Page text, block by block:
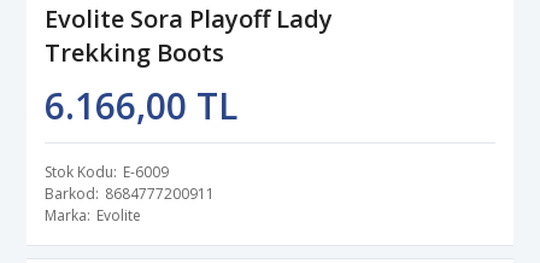
Evolite Sora Playoff Lady
Trekking Boots
6.166,00 TL
Stok Kodu E-6009
Barkod 8684777200911
Marka Evolite